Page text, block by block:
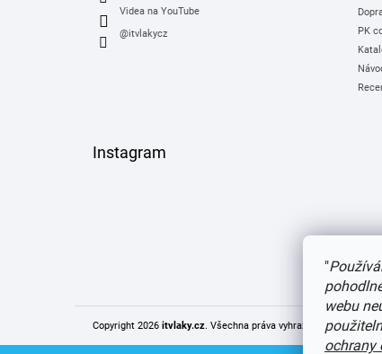
"
webu
ochrany
Videa na YouTube
@itvlakycz
PK
Instagram
Copyright 2026 itvlaky.cz . Všechna práva vyhrazena.Upravit